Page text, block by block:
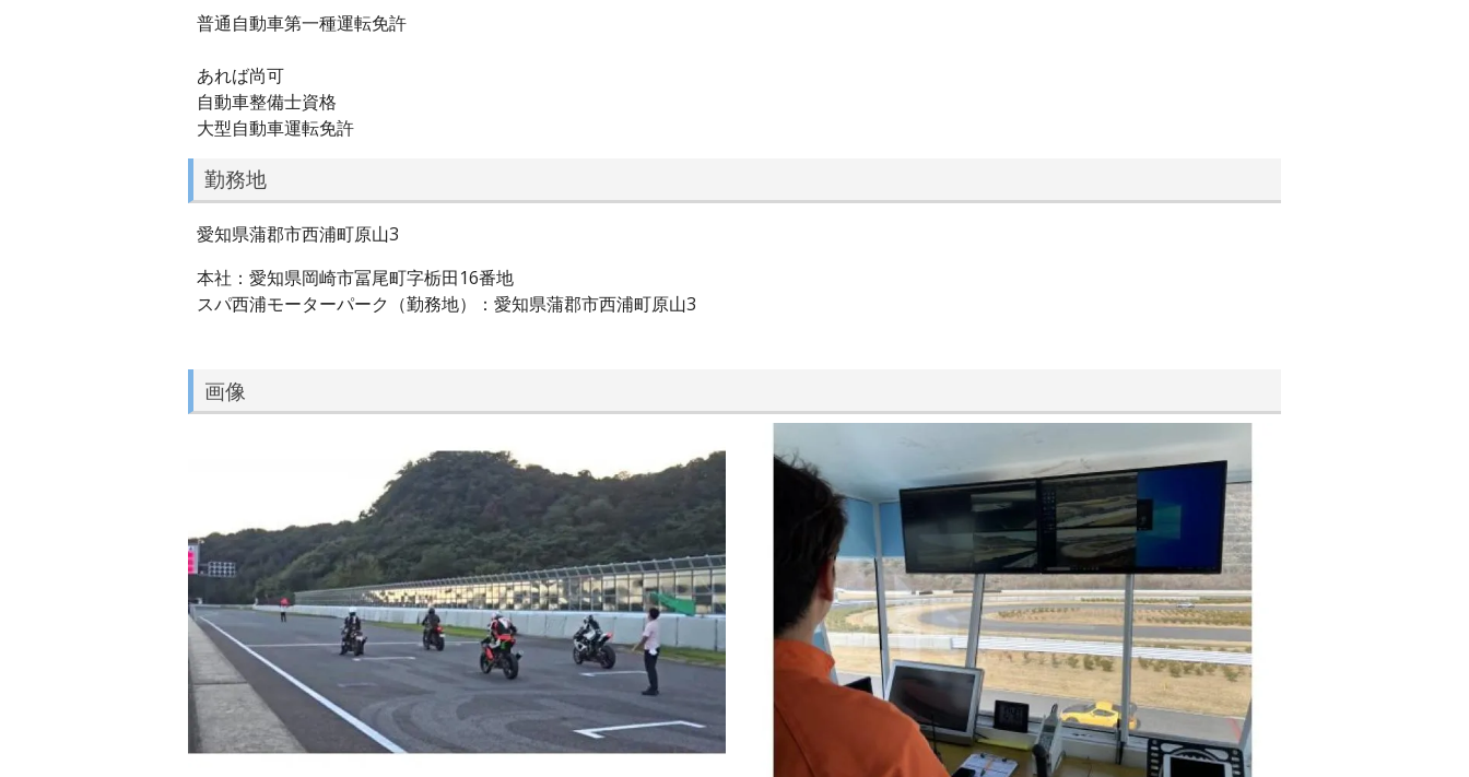
普通自動車第一種運転免許
あれば尚可
自動車整備士資格
大型自動車運転免許
勤務地
愛知県蒲郡市西浦町原山3
本社：愛知県岡崎市冨尾町字栃田16番地
スパ西浦モーターパーク（勤務地）：愛知県蒲郡市西浦町原山3
画像